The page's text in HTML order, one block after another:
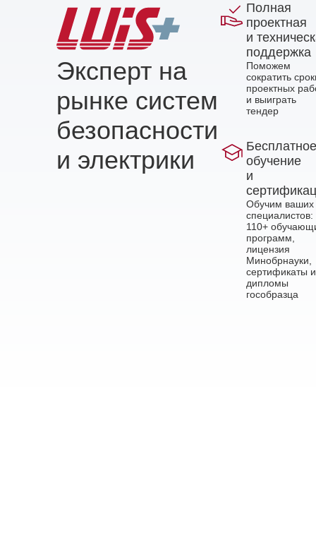
Эксперт на
рынке систем
безопасности
и электрики
Полная
проектная
и
поддержка
Поможем
сократить
проектных
и выиграть
тендер
Бесплатное
обучение
и
Обучим ваших
специалистов:
110+
программ,
лицензия
Минобрнауки,
сертификаты и
дипломы
гособразца